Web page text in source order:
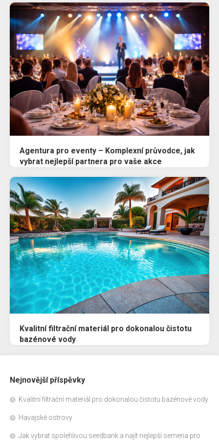
Agentura pro eventy – Komplexní průvodce, jak
vybrat nejlepší partnera pro vaše akce
Kvalitní filtrační materiál pro dokonalou čistotu
bazénové vody
Nejnovější příspěvky
Kvalitní filtrační materiál pro dokonalou čistotu bazénové vody
Havajské ostrovy
Jak vybrat spolehlivou seedbank a najít nejlepší semena pro